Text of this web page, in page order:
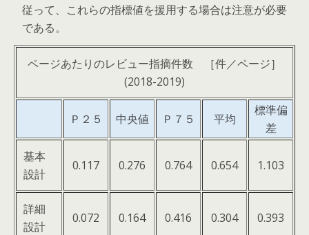
従って、これらの指標値を援用する場合は注意が必要
である。
ページあたりのレビュー指摘件数 ［件／ページ］
(2018-2019)
Ｐ２５ 中央値 Ｐ７５ 平均
標準偏
差
基本
設計
0.117 0.276 0.764 0.654 1.103
詳細
設計
0.072 0.164 0.416 0.304 0.393